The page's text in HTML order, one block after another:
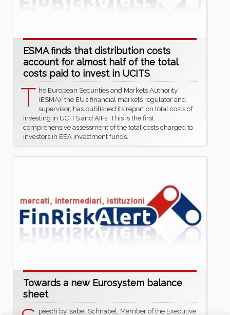
ESMA finds that distribution costs
account for almost half of the total
costs paid to invest in UCITS
T he European Securities and Markets Authority
(ESMA), the EU’s financial markets regulator and
supervisor, has published its report on total costs of
investing in UCITS and AIFs. This is the first
comprehensive assessment of the total costs charged to
investors in EEA investment funds.
Towards a new Eurosystem balance
sheet
peech by Isabel Schnabel, Member of the Executive